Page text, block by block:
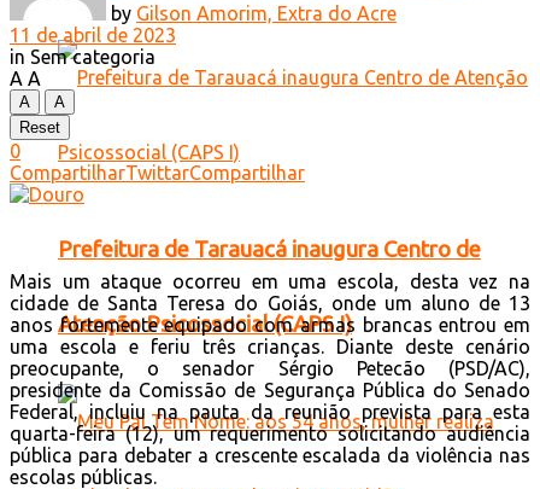
Prefeitura de Tarauacá inaugura Centro de
Atenção Psicossocial (CAPS I)
by Gilson Amorim, Extra do Acre
11 de abril de 2023
in Sem categoria
A A
A
A
Reset
0
CompartilharTwittarCompartilhar
Mais um ataque ocorreu em uma escola, desta vez na
cidade de Santa Teresa do Goiás, onde um aluno de 13
anos fortemente equipado com armas brancas entrou em
uma escola e feriu três crianças. Diante deste cenário
preocupante, o senador Sérgio Petecão (PSD/AC),
presidente da Comissão de Segurança Pública do Senado
Federal, incluiu na pauta da reunião prevista para esta
quarta-feira (12), um requerimento solicitando audiência
pública para debater a crescente escalada da violência nas
escolas públicas.